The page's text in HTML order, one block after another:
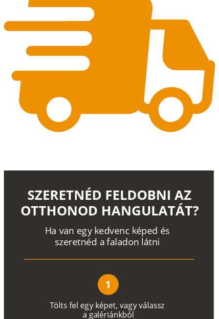
Tölts fel egy képet, vagyválassz
a galériánkból
Ha van egy kedvenc képed és
szeretnéd a faladon látni
SZERETNÉD FELDOBNI AZ
OTTHONOD HANGULATÁT?
1